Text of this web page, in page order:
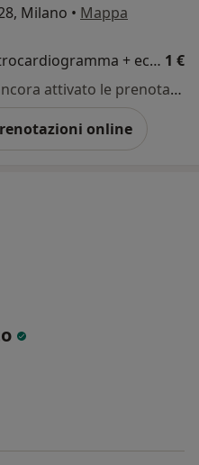
Milano • Mappa
Visita cardiologica + elettrocardiogramma + ecocardiocolordoppler 1 €
Questo dottore non ha ancora attivato le prenotazioni online presso questo indirizzo.
online